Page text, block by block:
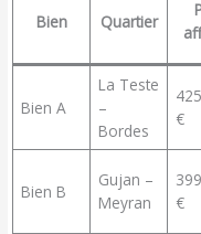
Bien Quartier
Bien A
La Teste
–
Bordes
€
Bien B
Gujan –
Meyran
€